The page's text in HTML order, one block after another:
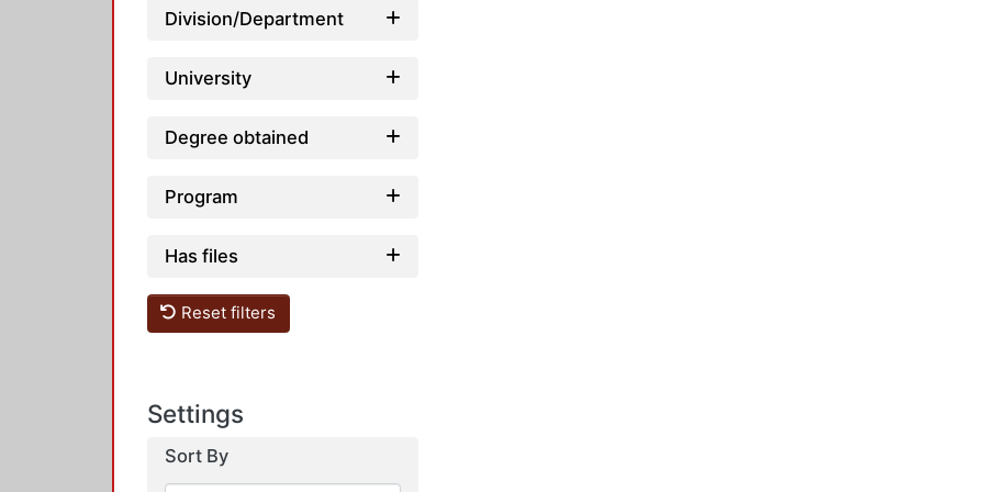
Division/Department
University
Degree obtained
Program
Has files
Reset filters
Settings
Sort By